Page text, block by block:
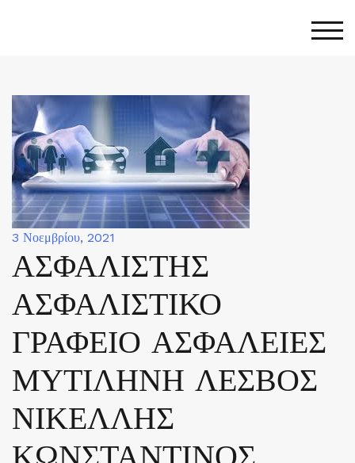
3 Νοεμβρίου, 2021
ΑΣΦΑΛΙΣΤΗΣ
ΑΣΦΑΛΙΣΤΙΚΟ
ΓΡΑΦΕΙΟ ΑΣΦΑΛΕΙΕΣ
ΜΥΤΙΛΗΝΗ ΛΕΣΒΟΣ
ΝΙΚΕΛΛΗΣ